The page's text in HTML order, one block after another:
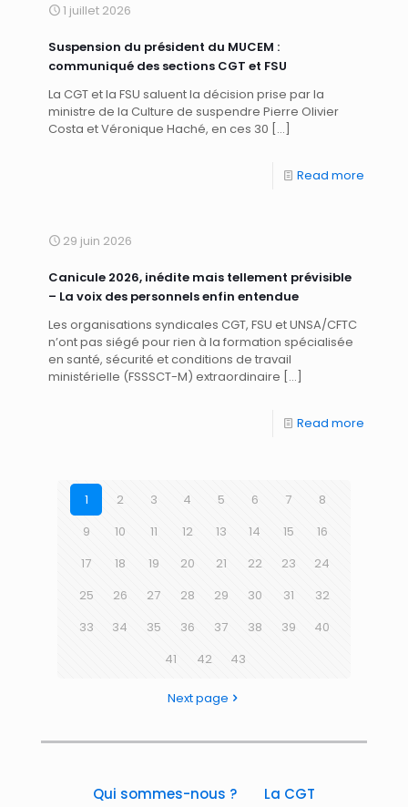
1 juillet 2026
Suspension du président du MUCEM :
communiqué des sections CGT et FSU
La CGT et la FSU saluent la décision prise par la
ministre de la Culture de suspendre Pierre Olivier
Costa et Véronique Haché, en ces 30 […]
Read more
29 juin 2026
Canicule 2026, inédite mais tellement prévisible
– La voix des personnels enfin entendue
Les organisations syndicales CGT, FSU et UNSA/CFTC
n’ont pas siégé pour rien à la formation spécialisée
en santé, sécurité et conditions de travail
ministérielle (FSSSCT-M) extraordinaire […]
Read more
1 2 3 4 5 6 7
8
9
10 11 12 13 14 15
16
17
18 19 20 21 22 23
24
25
26 27 28 29 30 31
32
33
34 35 36 37 38 39
40
41
42 43
Next page
Qui sommes-nous ?
La CGT